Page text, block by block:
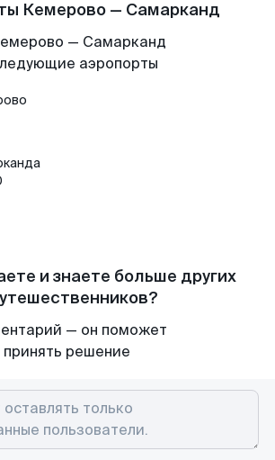
Кемерово — Самарканд
— Самарканд
аэропорты
и знаете больше других
— он поможет
решение